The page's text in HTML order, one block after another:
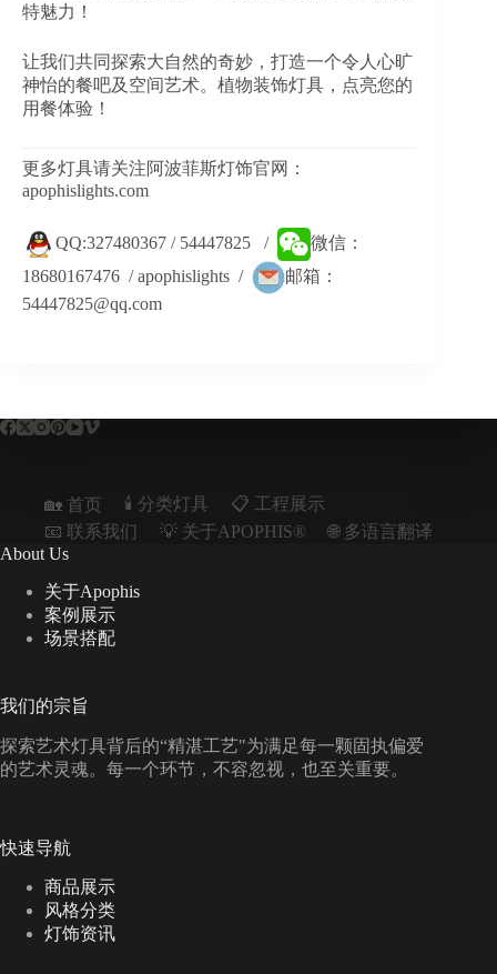
特魅力！
让我们共同探索大自然的奇妙，打造一个令人心旷
神怡的餐吧及空间艺术。植物装饰灯具，点亮您的
用餐体验！
更多灯具请关注阿波菲斯灯饰官网：
apophislights.com
QQ:327480367 / 54447825 /
微信：
18680167476 / apophislights /
邮箱：
54447825@qq.com
🏡 首页 🕯️ 分类灯具
📋︎ 工程展示
📧 联系我们
💡 关于APOPHIS®
🌐 多语言翻译
About Us
关于Apophis
案例展示
场景搭配
我们的宗旨
探索艺术灯具背后的“精湛工艺"为满足每一颗固执偏爱
的艺术灵魂。每一个环节，不容忽视，也至关重要。
快速导航
商品展示
风格分类
灯饰资讯